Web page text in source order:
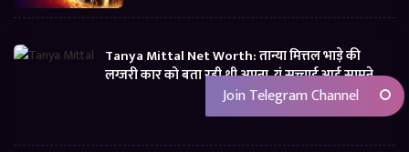
Tanya Mittal Net Worth: तान्या मित्तल भाड़े की
लग्जरी कार को बता रही थी अपना, यूं सच्चाई आई सामने
Join Telegram Channel